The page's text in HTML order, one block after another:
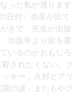
った私が通ります
日付」赤星が出て
きで、先生が出版
出版年より前を書
いるのがおもしろ
されたくない。ク
キー」火村とアリ
の謎」またもやク